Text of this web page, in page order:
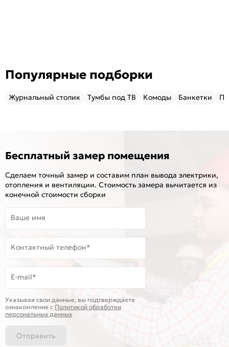
Популярные подборки
Журнальный столик Тумбы под ТВ Комоды Банкетки
Бесплатный замер помещения
Сделаем точный замер и составим план вывода электрики,
отопления и вентиляции. Стоимость замера вычитается из
конечной стоимости сборки
Ваше имя
Контактный телефон*
E-mail*
Указывая свои данные, вы подтверждаете
ознакомление c Политикой обработки
персональных данных
Отправить